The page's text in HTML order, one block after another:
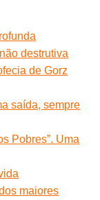
destrutiva
de Gorz
saída, sempre
Pobres”. Uma
maiores